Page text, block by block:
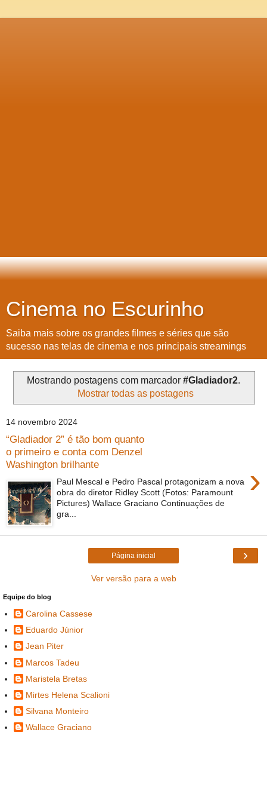
Cinema no Escurinho
Saiba mais sobre os grandes filmes e séries que são
sucesso nas telas de cinema e nos principais streamings
Mostrando postagens com marcador #Gladiador2.
Mostrar todas as postagens
14 novembro 2024
“Gladiador 2” é tão bom quanto
o primeiro e conta com Denzel
Washington brilhante
›
Paul Mescal e Pedro Pascal protagonizam a nova
obra do diretor Ridley Scott (Fotos: Paramount
Pictures) Wallace Graciano Continuações de
gra...
›
Página inicial
Ver versão para a web
Equipe do blog
Carolina Cassese
Eduardo Júnior
Jean Piter
Marcos Tadeu
Maristela Bretas
Mirtes Helena Scalioni
Silvana Monteiro
Wallace Graciano